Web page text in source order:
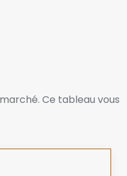
Ce tableau vous